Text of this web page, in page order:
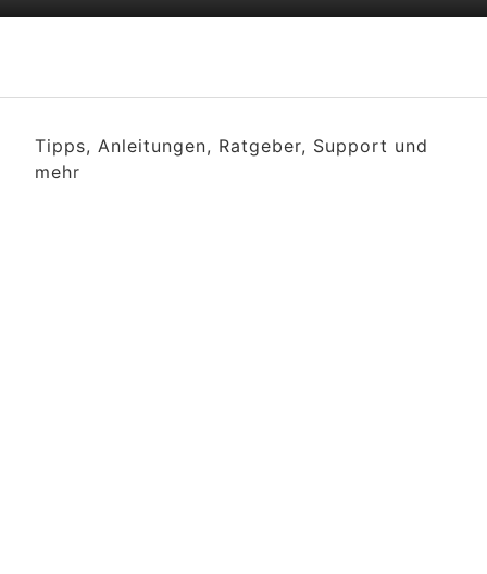
Tipps, Anleitungen, Ratgeber, Support und
mehr